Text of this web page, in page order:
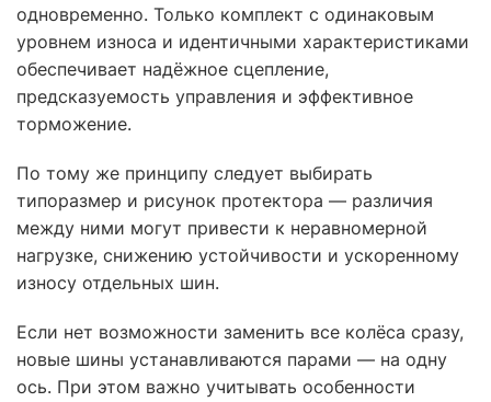
одновременно. Только комплект с одинаковым
уровнем износа и идентичными характеристиками
обеспечивает надёжное сцепление,
предсказуемость управления и эффективное
торможение.
По тому же принципу следует выбирать
типоразмер и рисунок протектора — различия
между ними могут привести к неравномерной
нагрузке, снижению устойчивости и ускоренному
износу отдельных шин.
Если нет возможности заменить все колёса сразу,
новые шины устанавливаются парами — на одну
ось. При этом важно учитывать особенности